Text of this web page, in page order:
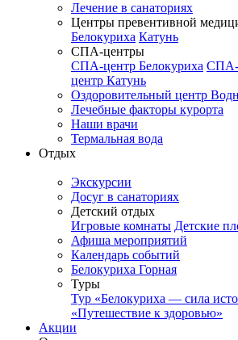
Лечение в санаториях
Центры превентивной
Белокуриха Катунь
СПА-центры
СПА-центр Белокуриха СПА-
центр Катунь
Оздоровительный центр
Лечебные факторы курорта
Наши врачи
Термальная вода
Отдых
Экскурсии
Досуг в санаториях
Детский отдых
Игровые комнаты Детские
Афиша мероприятий
Календарь событий
Белокуриха Горная
Туры
Тур «Белокуриха — сила
«Путешествие к здоровью»
Акции